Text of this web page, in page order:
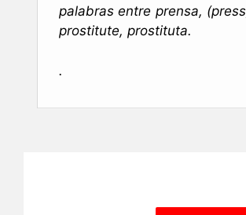
palabras entre prensa,
prostitute, prostituta.
.